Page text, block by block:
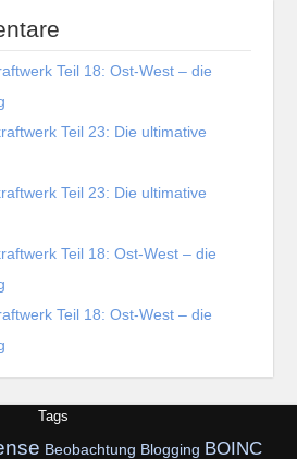
Teil 18: Ost-West – die
Teil 23: Die ultimative
Teil 23: Die ultimative
Teil 18: Ost-West – die
Teil 18: Ost-West – die
Tags
Beobachtung Blogging BOINC